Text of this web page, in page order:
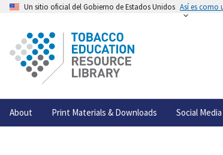
Un sitio oficial del Gobierno de Estados Unidos Así es como
About Print Materials & Downloads Social